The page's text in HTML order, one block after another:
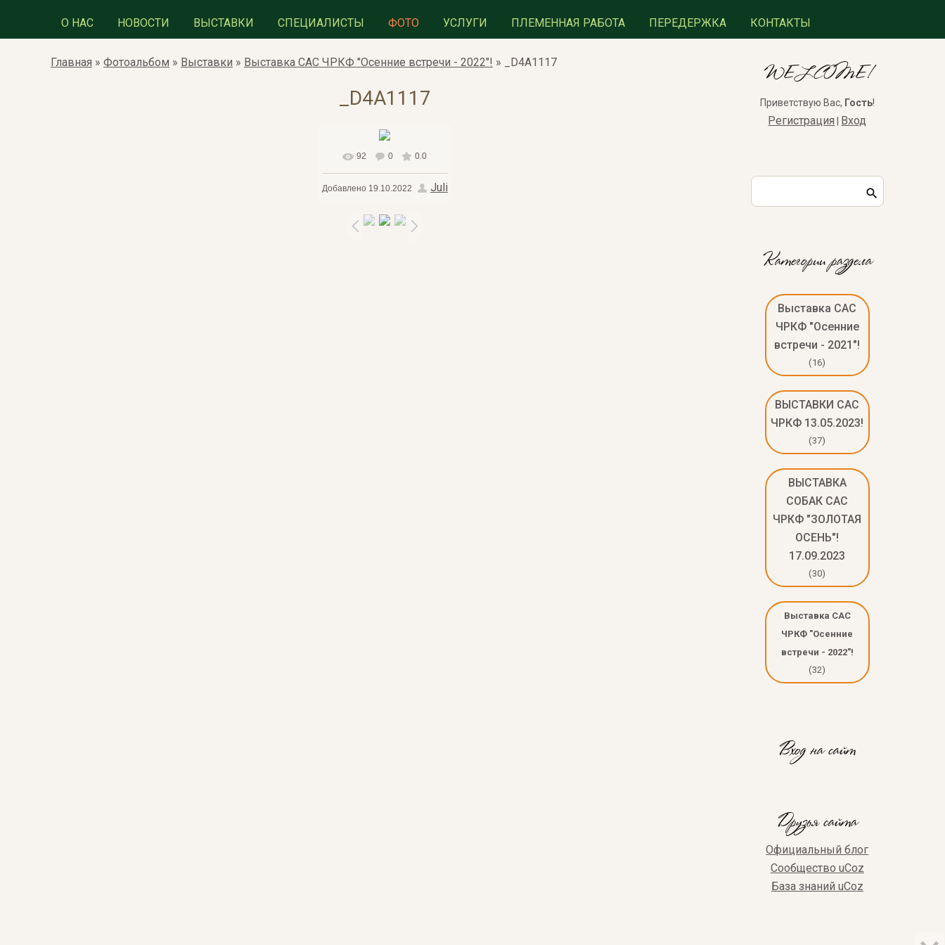
О НАС НОВОСТИ ВЫСТАВКИ СПЕЦИАЛИСТЫ ФОТО УСЛУГИ ПЛЕМЕННАЯ РАБОТА ПЕРЕДЕРЖКА КОНТАКТЫ
Главная » Фотоальбом » Выставки » Выставка САС ЧРКФ "Осенние встречи - 2022"! » _D4A1117
_D4A1117
В реальном размере
1510x944/ 643.4Kb
92 0 0.0
Добавлено 19.10.2022 Juli
WELCOME!
Приветствую Вас, Гость!
Регистрация Вход
Категории раздела
Выставка САС
ЧРКФ "Осенние
встречи - 2021"!
(16)
ВЫСТАВКИ САС
ЧРКФ 13.05.2023!
(37)
ВЫСТАВКА
СОБАК САС
ЧРКФ "ЗОЛОТАЯ
ОСЕНЬ"!
17.09.2023
(30)
Выставка САС
ЧРКФ "Осенние
встречи - 2022"!
(32)
Вход на сайт
Друзья сайта
Официальный блог
Сообщество uCoz
База знаний uCoz